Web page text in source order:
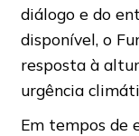
diálogo e do
disponível, o
resposta à
urgência
Em tempos de